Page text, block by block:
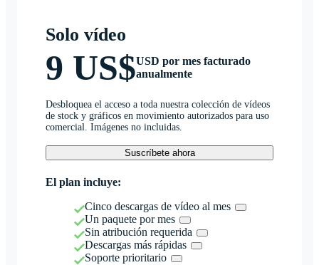
Solo vídeo
9 US$USD por mes facturado
anualmente
Desbloquea el acceso a toda nuestra colección de vídeos
de stock y gráficos en movimiento autorizados para uso
comercial. Imágenes no incluidas.
Suscríbete ahora
El plan incluye:
Cinco descargas de vídeo al mes
Un paquete por mes
Sin atribución requerida
Descargas más rápidas
Soporte prioritario